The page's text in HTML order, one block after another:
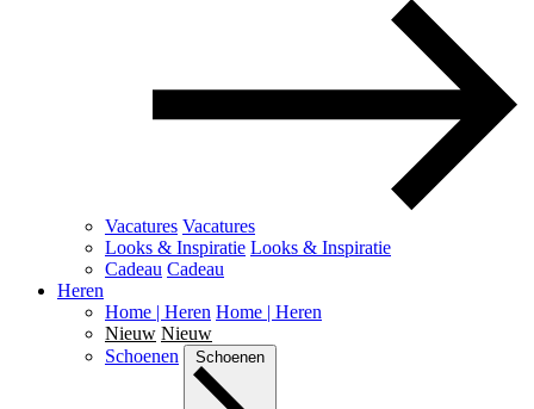
Vacatures Vacatures
Looks & Inspiratie Looks & Inspiratie
Cadeau Cadeau
Heren
Home | Heren Home | Heren
Nieuw Nieuw
Schoenen
Schoenen